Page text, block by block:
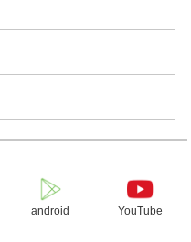
android YouTube